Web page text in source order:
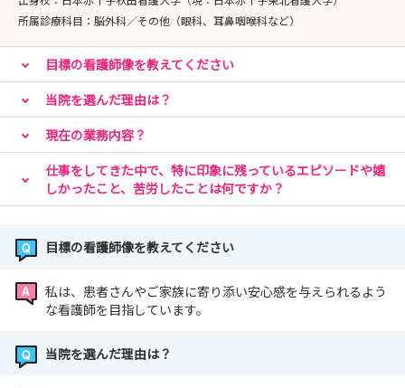
所属診療科目： 脳外科／その他（眼科、耳鼻咽喉科など）
目標の看護師像を教えてください
当院を選んだ理由は？
現在の業務内容？
仕事をしてきた中で、特に印象に残っているエピソードや嬉
しかったこと、苦労したことは何ですか？
目標の看護師像を教えてください
私は、患者さんやご家族に寄り添い安心感を与えられるよう
な看護師を目指しています。
当院を選んだ理由は？